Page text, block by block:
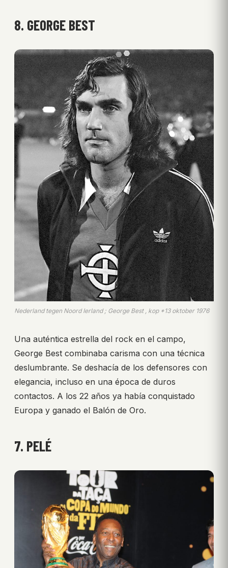
8. GEORGE BEST
Nederland tegen Noord Ierland ; George Best , kop *13 oktober 1976
Una auténtica estrella del rock en el campo,
George Best combinaba carisma con una técnica
deslumbrante. Se deshacía de los defensores con
elegancia, incluso en una época de duros
contactos. A los 22 años ya había conquistado
Europa y ganado el Balón de Oro.
7. PELÉ